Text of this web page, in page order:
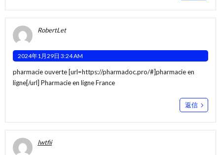
RobertLet
2024年1月29日 3:24 AM
pharmacie ouverte [url=https://pharmadoc.pro/#]pharmacie en
ligne[/url] Pharmacie en ligne France
返信
Iwtfii